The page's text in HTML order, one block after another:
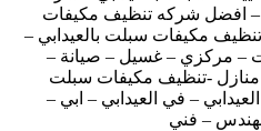
– افضل شركه تنظيف مكيفات
مكيفات سبلت بالعيدابي –
– مركزي – غسيل – صيانة –
-تنظيف مكيفات سبلت
– في العيدابي – ابي –
– فني